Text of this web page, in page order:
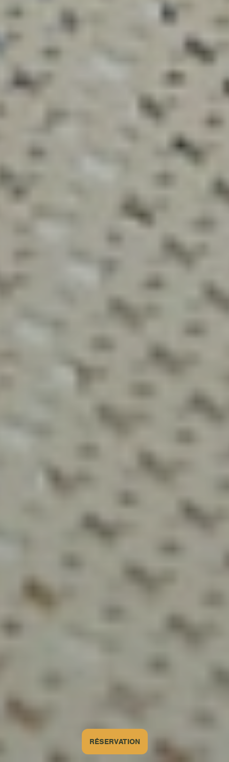
RÉSERVATION